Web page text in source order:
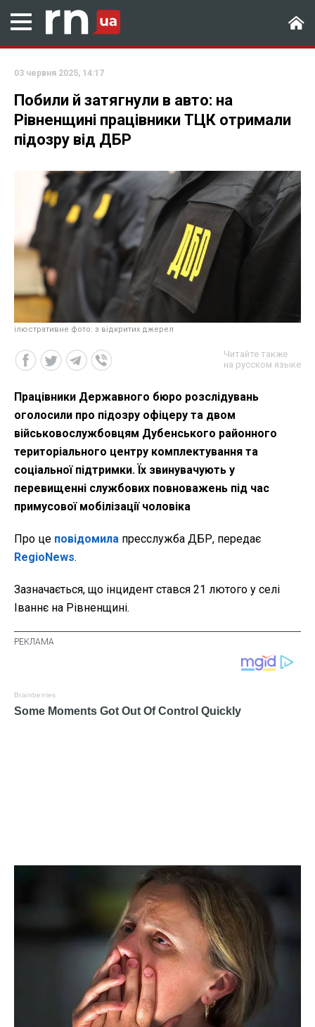
03 червня 2025, 14:17
Побили й затягнули в авто: на
Рівненщині працівники ТЦК отримали
підозру від ДБР
ілюстративне фото: з відкритих джерел
Читайте также
на русском языке
Працівники Державного бюро розслідувань
оголосили про підозру офіцеру та двом
військовослужбовцям Дубенського районного
територіального центру комплектування та
соціальної підтримки. Їх звинувачують у
перевищенні службових повноважень під час
примусової мобілізації чоловіка
Про це повідомила пресслужба ДБР, передає
RegioNews.
Зазначається, що інцидент стався 21 лютого у селі
Іваннє на Рівненщині.